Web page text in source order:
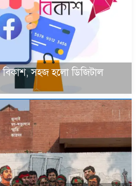
সহজ হলো ডিজিটাল